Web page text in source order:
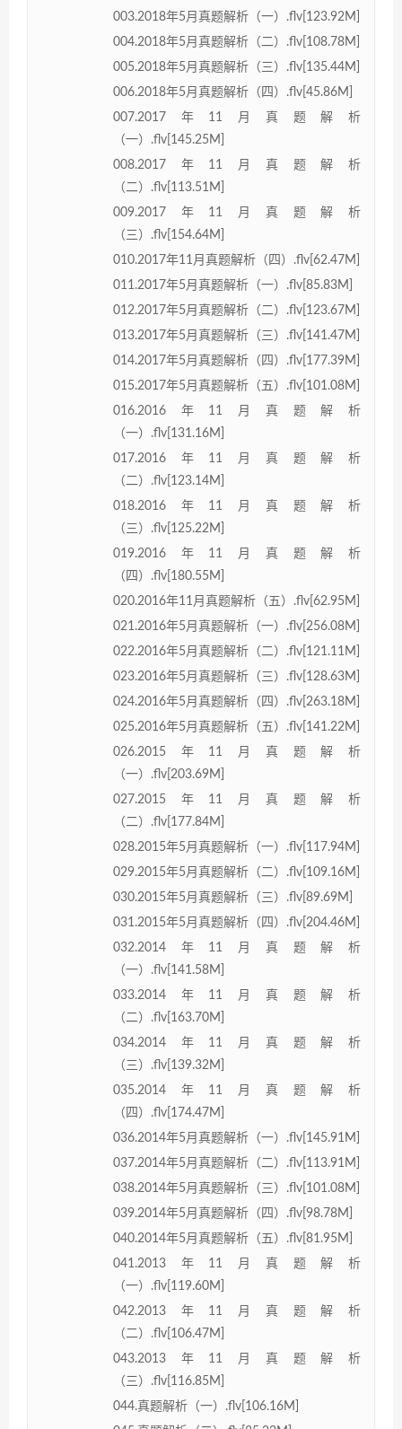
003.2018年5月真题解析（一）.flv[123.92M]
004.2018年5月真题解析（二）.flv[108.78M]
005.2018年5月真题解析（三）.flv[135.44M]
006.2018年5月真题解析（四）.flv[45.86M]
007.2017年11月真题解析
（一）.flv[145.25M]
008.2017年11月真题解析
（二）.flv[113.51M]
009.2017年11月真题解析
（三）.flv[154.64M]
010.2017年11月真题解析（四）.flv[62.47M]
011.2017年5月真题解析（一）.flv[85.83M]
012.2017年5月真题解析（二）.flv[123.67M]
013.2017年5月真题解析（三）.flv[141.47M]
014.2017年5月真题解析（四）.flv[177.39M]
015.2017年5月真题解析（五）.flv[101.08M]
016.2016年11月真题解析
（一）.flv[131.16M]
017.2016年11月真题解析
（二）.flv[123.14M]
018.2016年11月真题解析
（三）.flv[125.22M]
019.2016年11月真题解析
（四）.flv[180.55M]
020.2016年11月真题解析（五）.flv[62.95M]
021.2016年5月真题解析（一）.flv[256.08M]
022.2016年5月真题解析（二）.flv[121.11M]
023.2016年5月真题解析（三）.flv[128.63M]
024.2016年5月真题解析（四）.flv[263.18M]
025.2016年5月真题解析（五）.flv[141.22M]
026.2015年11月真题解析
（一）.flv[203.69M]
027.2015年11月真题解析
（二）.flv[177.84M]
028.2015年5月真题解析（一）.flv[117.94M]
029.2015年5月真题解析（二）.flv[109.16M]
030.2015年5月真题解析（三）.flv[89.69M]
031.2015年5月真题解析（四）.flv[204.46M]
032.2014年11月真题解析
（一）.flv[141.58M]
033.2014年11月真题解析
（二）.flv[163.70M]
034.2014年11月真题解析
（三）.flv[139.32M]
035.2014年11月真题解析
（四）.flv[174.47M]
036.2014年5月真题解析（一）.flv[145.91M]
037.2014年5月真题解析（二）.flv[113.91M]
038.2014年5月真题解析（三）.flv[101.08M]
039.2014年5月真题解析（四）.flv[98.78M]
040.2014年5月真题解析（五）.flv[81.95M]
041.2013年11月真题解析
（一）.flv[119.60M]
042.2013年11月真题解析
（二）.flv[106.47M]
043.2013年11月真题解析
（三）.flv[116.85M]
044.真题解析（一）.flv[106.16M]